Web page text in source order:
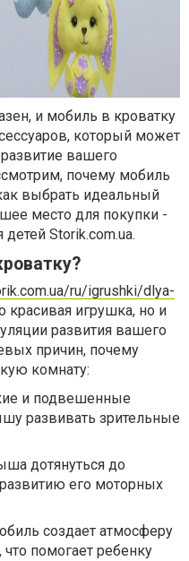
и мобиль в кроватку
который может
вашего
почему мобиль
выбрать идеальный
место для покупки -
Storik.com.ua.
ru/igrushki/dlya-
красивая игрушка, но и
развития вашего
причин, почему
комнату:
и подвешенные
развивать зрительные
дотянуться до
его моторных
создает атмосферу
помогает ребенку